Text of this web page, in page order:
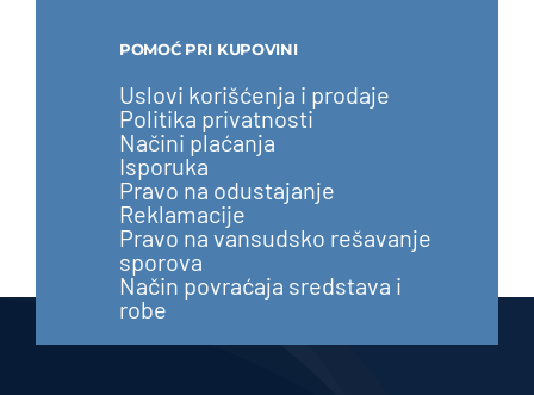
POMOĆ PRI KUPOVINI
Uslovi korišćenja i prodaje
Politika privatnosti
Načini plaćanja
Isporuka
Pravo na odustajanje
Reklamacije
Pravo na vansudsko rešavanje
sporova
Način povraćaja sredstava i
robe